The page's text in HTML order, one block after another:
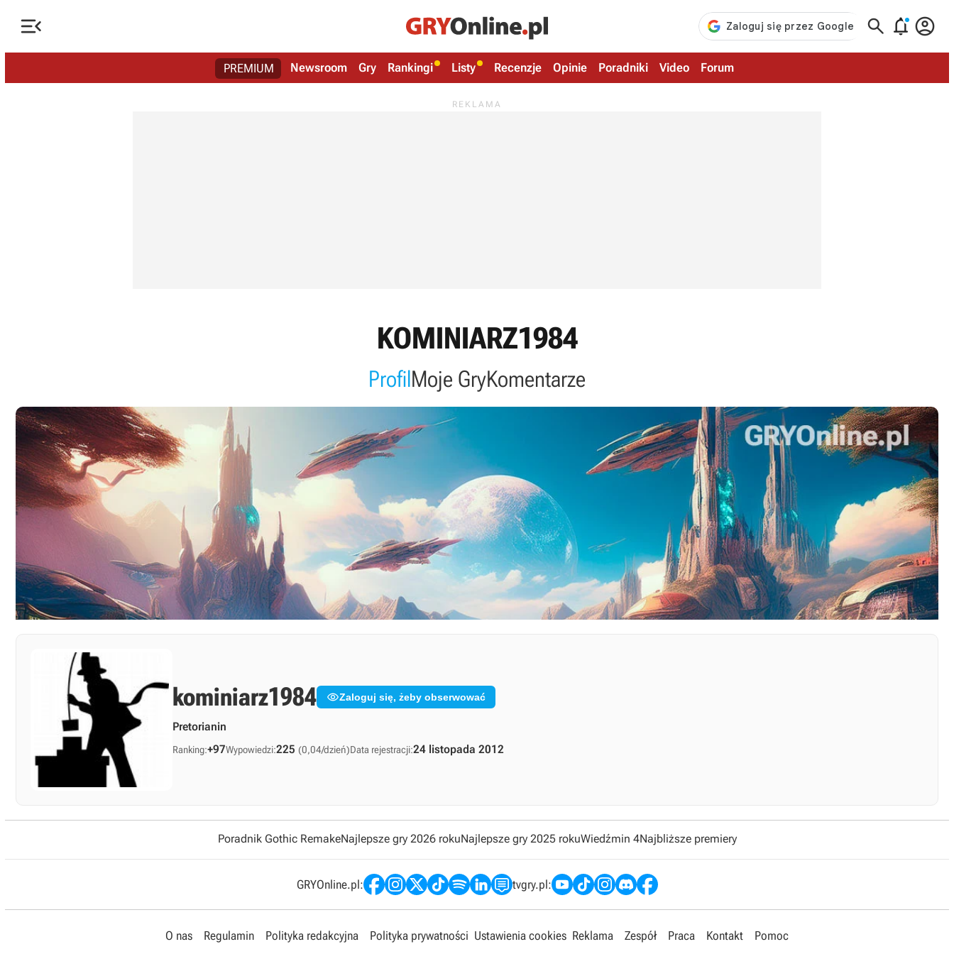
   
PREMIUM Newsroom Gry Rankingi Listy Recenzje Opinie Poradniki Video Forum
KOMINIARZ1984
ProfilMoje GryKomentarze
kominiarz1984 Zaloguj się, żeby obserwować
Pretorianin
Ranking:+97Wypowiedzi:225 (0,04/dzień)Data rejestracji:24 listopada 2012
Poradnik Gothic RemakeNajlepsze gry 2026 rokuNajlepsze gry 2025 rokuWiedźmin 4Najbliższe premiery
GRYOnline.pl: tvgry.pl:
O nas Regulamin Polityka redakcyjna Polityka prywatności Ustawienia cookies Reklama Zespół Praca Kontakt Pomoc